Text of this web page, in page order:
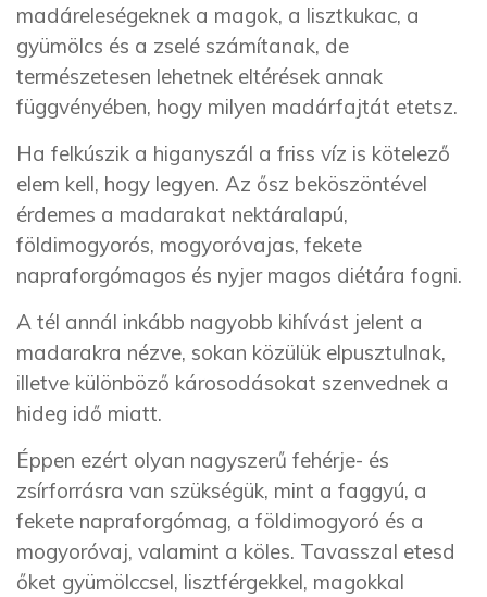
madáreleségeknek a magok, a lisztkukac, a
gyümölcs és a zselé számítanak, de
természetesen lehetnek eltérések annak
függvényében, hogy milyen madárfajtát etetsz.
Ha felkúszik a higanyszál a friss víz is kötelező
elem kell, hogy legyen. Az ősz beköszöntével
érdemes a madarakat nektáralapú,
földimogyorós, mogyoróvajas, fekete
napraforgómagos és nyjer magos diétára fogni.
A tél annál inkább nagyobb kihívást jelent a
madarakra nézve, sokan közülük elpusztulnak,
illetve különböző károsodásokat szenvednek a
hideg idő miatt.
Éppen ezért olyan nagyszerű fehérje- és
zsírforrásra van szükségük, mint a faggyú, a
fekete napraforgómag, a földimogyoró és a
mogyoróvaj, valamint a köles. Tavasszal etesd
őket gyümölccsel, lisztférgekkel, magokkal